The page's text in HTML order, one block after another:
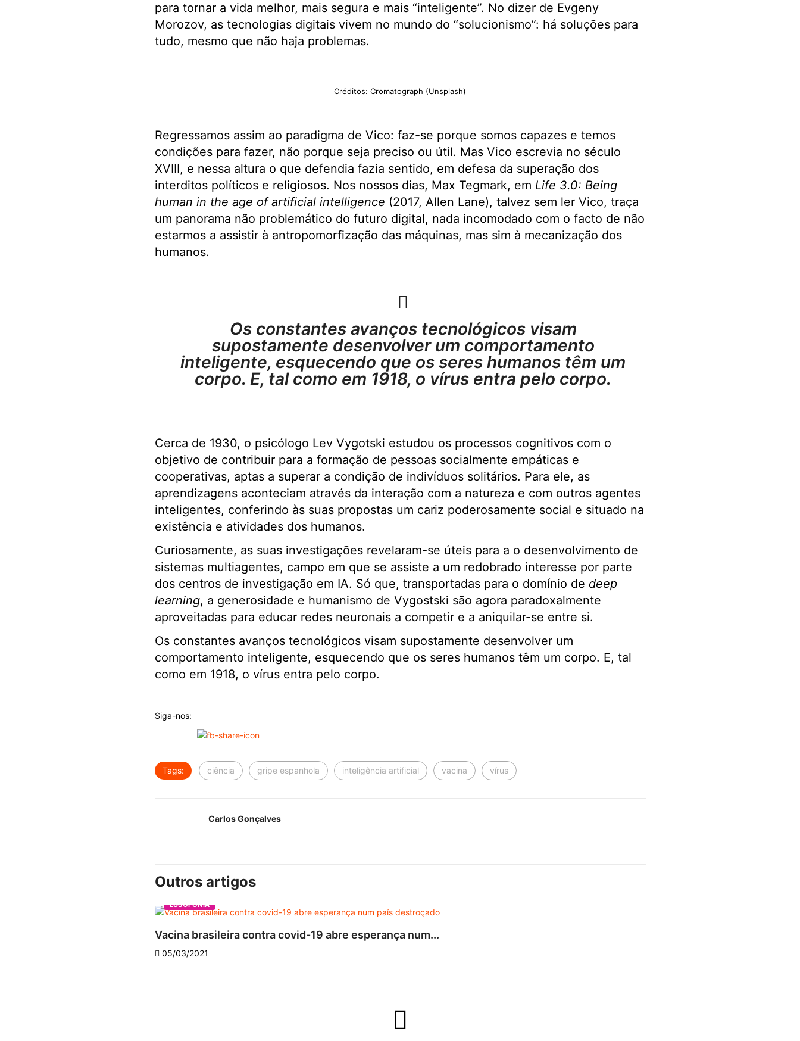
para tornar a vida melhor, mais segura e mais “inteligente”. No dizer de Evgeny
Morozov, as tecnologias digitais vivem no mundo do “solucionismo”: há soluções para
tudo, mesmo que não haja problemas.
Créditos: Cromatograph (Unsplash)
Regressamos assim ao paradigma de Vico: faz-se porque somos capazes e temos
condições para fazer, não porque seja preciso ou útil. Mas Vico escrevia no século
XVIII, e nessa altura o que defendia fazia sentido, em defesa da superação dos
interditos políticos e religiosos. Nos nossos dias, Max Tegmark, em Life 3.0: Being
human in the age of artificial intelligence (2017, Allen Lane), talvez sem ler Vico, traça
um panorama não problemático do futuro digital, nada incomodado com o facto de não
estarmos a assistir à antropomorfização das máquinas, mas sim à mecanização dos
humanos.
Os constantes avanços tecnológicos visam
supostamente desenvolver um comportamento
inteligente, esquecendo que os seres humanos têm um
corpo. E, tal como em 1918, o vírus entra pelo corpo.
Cerca de 1930, o psicólogo Lev Vygotski estudou os processos cognitivos com o
objetivo de contribuir para a formação de pessoas socialmente empáticas e
cooperativas, aptas a superar a condição de indivíduos solitários. Para ele, as
aprendizagens aconteciam através da interação com a natureza e com outros agentes
inteligentes, conferindo às suas propostas um cariz poderosamente social e situado na
existência e atividades dos humanos.
Curiosamente, as suas investigações revelaram-se úteis para a o desenvolvimento de
sistemas multiagentes, campo em que se assiste a um redobrado interesse por parte
dos centros de investigação em IA. Só que, transportadas para o domínio de deep
learning, a generosidade e humanismo de Vygostski são agora paradoxalmente
aproveitadas para educar redes neuronais a competir e a aniquilar-se entre si.
Os constantes avanços tecnológicos visam supostamente desenvolver um
comportamento inteligente, esquecendo que os seres humanos têm um corpo. E, tal
como em 1918, o vírus entra pelo corpo.
Siga-nos:
Tags: ciência gripe espanhola inteligência artificial vacina vírus
Carlos Gonçalves
Outros artigos
LUSOFONIA
Vacina brasileira contra covid-19 abre esperança num...
05/03/2021